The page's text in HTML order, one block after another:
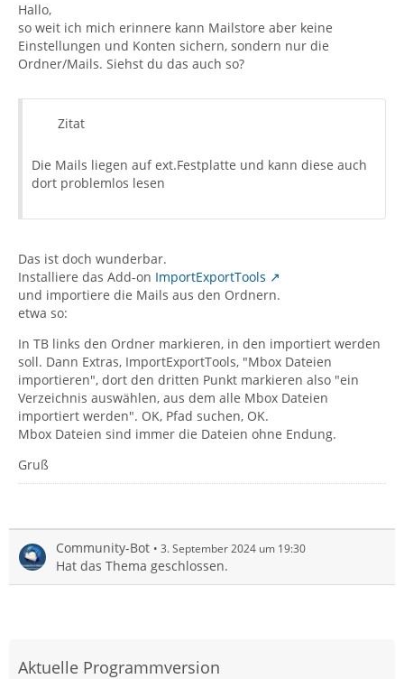
Hallo,
so weit ich mich erinnere kann Mailstore aber keine
Einstellungen und Konten sichern, sondern nur die
Ordner/Mails. Siehst du das auch so?
Zitat
Die Mails liegen auf ext.Festplatte und kann diese auch
dort problemlos lesen
Das ist doch wunderbar.
Installiere das Add-on ImportExportTools
und importiere die Mails aus den Ordnern.
etwa so:
In TB links den Ordner markieren, in den importiert werden
soll. Dann Extras, ImportExportTools, "Mbox Dateien
importieren", dort den dritten Punkt markieren also "ein
Verzeichnis auswählen, aus dem alle Mbox Dateien
importiert werden". OK, Pfad suchen, OK.
Mbox Dateien sind immer die Dateien ohne Endung.
Gruß
Community-Bot 3. September 2024 um 19:30
Hat das Thema geschlossen.
Aktuelle Programmversion